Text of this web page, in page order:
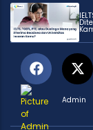
Admin